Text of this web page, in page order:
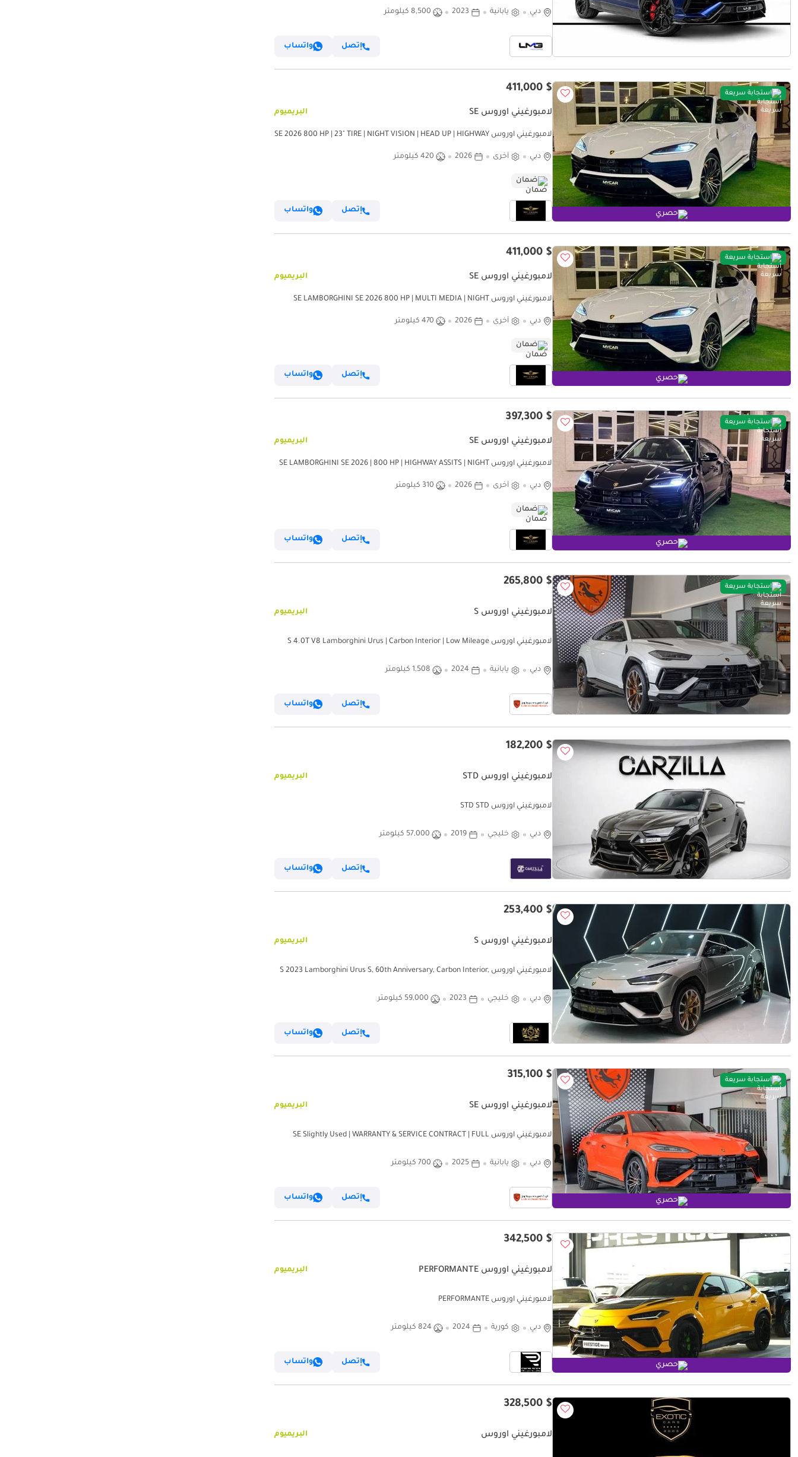
دبي يابانية 2023 8,500 كيلومتر
إتصل واتساب
استجابة سريعة
حصري
$ 411,000
لامبورغيني اوروس SE البريميوم
لامبورغيني اوروس SE 2026 800 HP | 23" TIRE | NIGHT VISION | HEAD UP | HIGHWAY
دبي
أخرى 2026 420 كيلومتر
ضمان
إتصل واتساب
استجابة سريعة
حصري
$ 411,000
لامبورغيني اوروس SE البريميوم
لامبورغيني اوروس SE LAMBORGHINI SE 2026 800 HP | MULTI MEDIA | NIGHT
دبي
أخرى 2026 470 كيلومتر
ضمان
إتصل واتساب
استجابة سريعة
حصري
$ 397,300
لامبورغيني اوروس SE البريميوم
لامبورغيني اوروس SE LAMBORGHINI SE 2026 | 800 HP | HIGHWAY ASSITS | NIGHT
دبي
أخرى 2026 310 كيلومتر
ضمان
إتصل واتساب
استجابة سريعة $ 265,800
لامبورغيني اوروس S البريميوم
لامبورغيني اوروس S 4.0T V8 Lamborghini Urus | Carbon Interior | Low Mileage
دبي يابانية 2024 1,508 كيلومتر
إتصل واتساب
$ 182,200
لامبورغيني اوروس STD البريميوم
لامبورغيني اوروس STD STD
دبي خليجي 2019 57,000 كيلومتر
إتصل واتساب
$ 253,400
لامبورغيني اوروس S البريميوم
لامبورغيني اوروس S 2023 Lamborghini Urus S, 60th Anniversary, Carbon Interior,
دبي خليجي 2023 59,000 كيلومتر
إتصل واتساب
استجابة سريعة
حصري
$ 315,100
لامبورغيني اوروس SE البريميوم
لامبورغيني اوروس SE Slightly Used | WARRANTY & SERVICE CONTRACT | FULL
دبي يابانية 2025 700 كيلومتر
إتصل واتساب
حصري
$ 342,500
لامبورغيني اوروس PERFORMANTE البريميوم
لامبورغيني اوروس PERFORMANTE
دبي كورية 2024 824 كيلومتر
إتصل واتساب
$ 328,500
لامبورغيني اوروس البريميوم